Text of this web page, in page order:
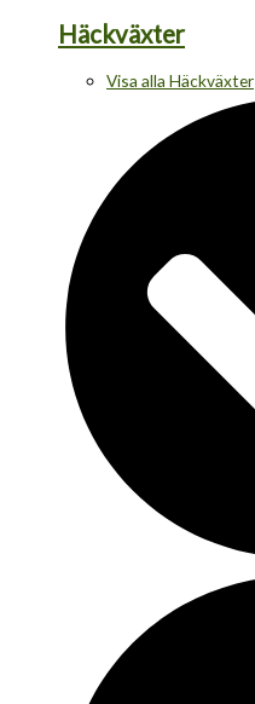
Häckväxter
Visa alla Häckväxter